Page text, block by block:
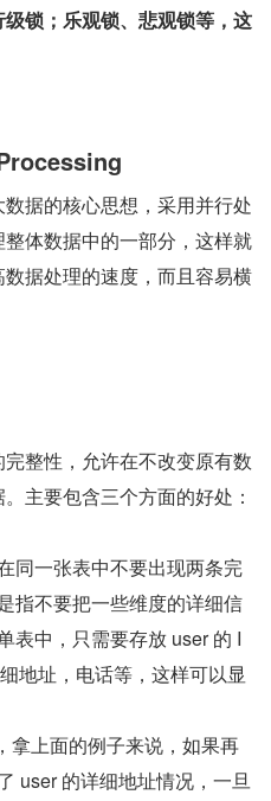
锁；乐观锁、悲观锁等，这
据的核心思想，采用并行处
体数据中的一部分，这样就
据处理的速度，而且容易横
整性，允许在不改变原有数
主要包含三个方面的好处：
同一张表中不要出现两条完
指不要把一些维度的详细信
表中，只需要存放 user 的 I
地址，电话等，这样可以显
，拿上面的例子来说，如果再
user 的详细地址情况，一旦